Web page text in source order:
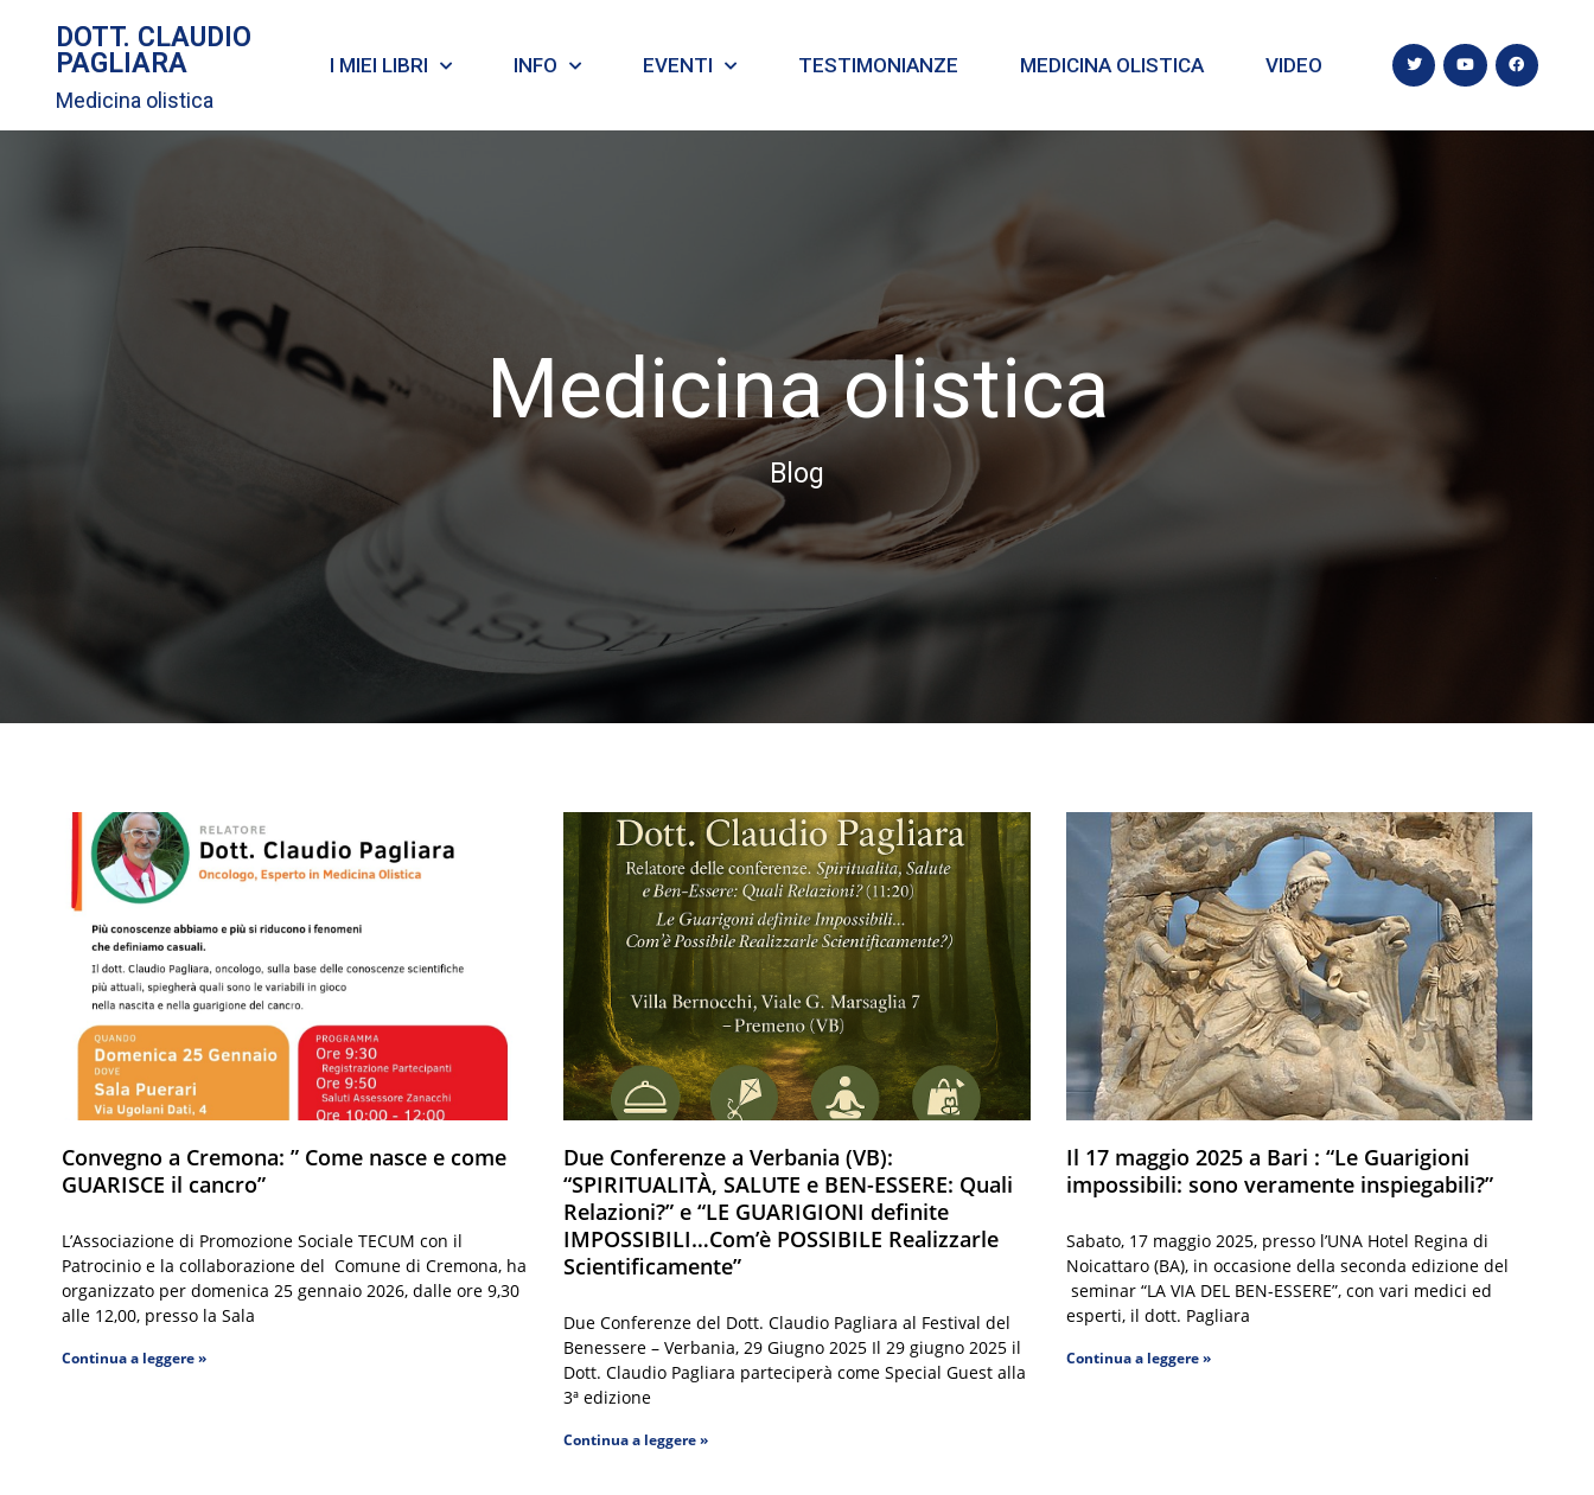
DOTT. CLAUDIO
PAGLIARA
Medicina olistica
I MIEI LIBRI INFO EVENTI TESTIMONIANZE MEDICINA OLISTICA VIDEO
Medicina olistica
Blog
Convegno a Cremona: ” Come nasce e come
GUARISCE il cancro”
L’Associazione di Promozione Sociale TECUM con il
Patrocinio e la collaborazione del Comune di Cremona, ha
organizzato per domenica 25 gennaio 2026, dalle ore 9,30
alle 12,00, presso la Sala
Continua a leggere »
Due Conferenze a Verbania (VB):
“SPIRITUALITÀ, SALUTE e BEN-ESSERE: Quali
Relazioni?” e “LE GUARIGIONI definite
IMPOSSIBILI…Com’è POSSIBILE Realizzarle
Scientificamente”
Due Conferenze del Dott. Claudio Pagliara al Festival del
Benessere – Verbania, 29 Giugno 2025 Il 29 giugno 2025 il
Dott. Claudio Pagliara parteciperà come Special Guest alla
3ª edizione
Continua a leggere »
Il 17 maggio 2025 a Bari : “Le Guarigioni
impossibili: sono veramente inspiegabili?”
Sabato, 17 maggio 2025, presso l’UNA Hotel Regina di
Noicattaro (BA), in occasione della seconda edizione del
seminar “LA VIA DEL BEN-ESSERE”, con vari medici ed
esperti, il dott. Pagliara
Continua a leggere »